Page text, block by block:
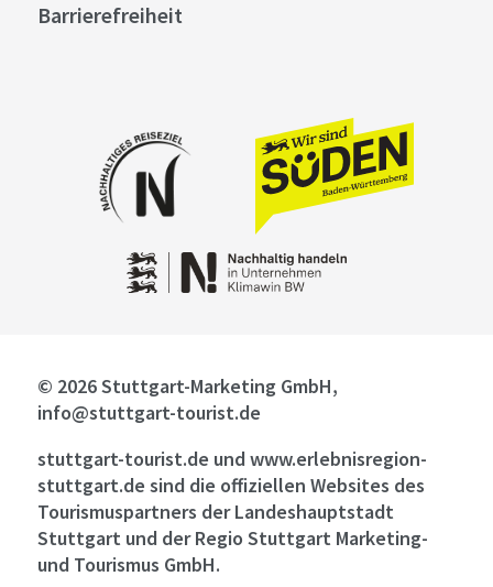
Barrierefreiheit
© 2026 Stuttgart-Marketing GmbH,
info@stuttgart-tourist.de
stuttgart-tourist.de und www.erlebnisregion-
stuttgart.de sind die offiziellen Websites des
Tourismuspartners der Landeshauptstadt
Stuttgart und der Regio Stuttgart Marketing-
und Tourismus GmbH.